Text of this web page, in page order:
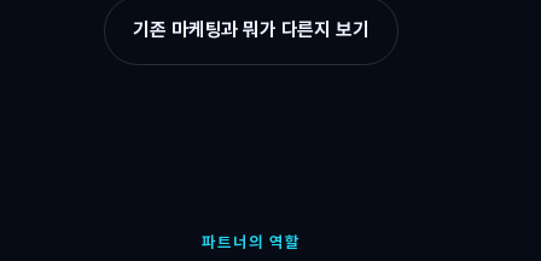
기존 마케팅과 뭐가 다른지 보기
파트너의 역할